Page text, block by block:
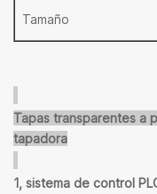
Tamaño
Tapas transparentes a
tapadora
1, sistema de control